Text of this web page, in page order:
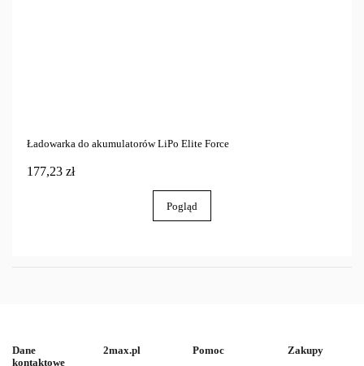
Ładowarka do akumulatorów LiPo Elite Force
177,23 zł
Pogląd
Dane
kontaktowe
2max.pl
Pomoc
Zakupy